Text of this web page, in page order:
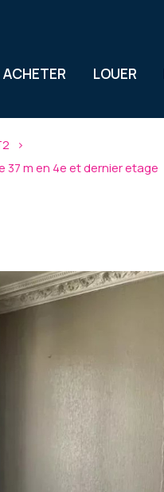
ACHETER LOUER
37 m en 4e et dernier etage